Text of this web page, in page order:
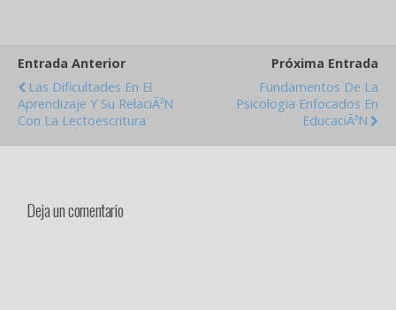
Entrada Anterior
Las Dificultades En El
Aprendizaje Y Su RelaciÃ³n
Con La Lectoescritura
Próxima Entrada
Fundamentos De La
Psicologia Enfocados En
EducaciÃ³n
Deja un comentario